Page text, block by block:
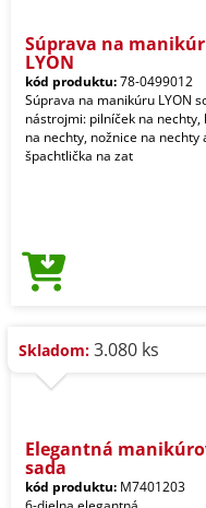
Súprava na
LYON
kód produktu:78-0499012
Súprava na manikúru LYON
nástrojmi: pilníček na nechty,
na nechty, nožnice na nechty
špachtlička na zat
Skladom: 3.080 ks
Elegantná
sada
kód produktu: M7401203